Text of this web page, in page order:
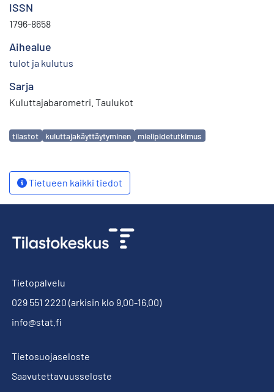
ISSN
1796-8658
Aihealue
tulot ja kulutus
Sarja
Kuluttajabarometri. Taulukot
Avainsanat
tilastot kuluttajakäyttäytyminen mielipidetutkimus
Tietueen kaikki tiedot
Tietopalvelu
029 551 2220 (arkisin klo 9.00-16.00)
info@stat.fi
Tietosuojaseloste
Saavutettavuusseloste